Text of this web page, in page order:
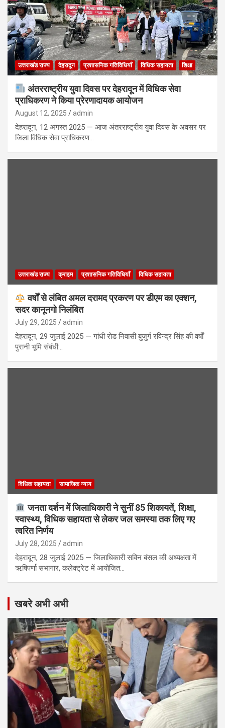
उत्तराखंड राज्य देहरादून प्रशासनिक गतिविधियाँ विधिक सहायता शिक्षा
अंतरराष्ट्रीय युवा दिवस पर देहरादून में विधिक सेवा
प्राधिकरण ने किया प्रेरणादायक आयोजन
August 12, 2025 admin
देहरादून, 12 अगस्त 2025 — आज अंतरराष्ट्रीय युवा दिवस के अवसर पर
जिला विधिक सेवा प्राधिकरण…
उत्तराखंड राज्य क्राइम प्रशासनिक गतिविधियाँ विधिक सहायता
वर्षों से लंबित अमल दरामद प्रकरण पर डीएम का एक्शन,
सदर कानूनगो निलंबित
July 29, 2025 admin
देहरादून, 29 जुलाई 2025 — गांधी रोड निवासी बुजुर्ग रविन्द्र सिंह की वर्षों
पुरानी भूमि संबंधी…
विधिक सहायता सामाजिक न्याय
जनता दर्शन में जिलाधिकारी ने सुनीं 85 शिकायतें, शिक्षा,
स्वास्थ्य, विधिक सहायता से लेकर जल समस्या तक लिए गए
त्वरित निर्णय
July 28, 2025 admin
देहरादून, 28 जुलाई 2025 — जिलाधिकारी सविन बंसल की अध्यक्षता में
ऋषिपर्णा सभागार, कलेक्ट्रेट में आयोजित…
खबरे अभी अभी